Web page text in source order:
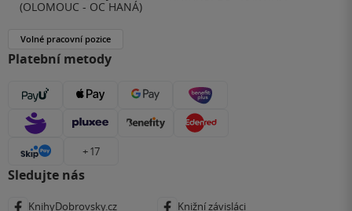
(OLOMOUC - OC HANÁ)
Volné pracovní pozice
Platební metody
+ 17
Sledujte nás
KnihyDobrovsky.cz Knižní závisláci